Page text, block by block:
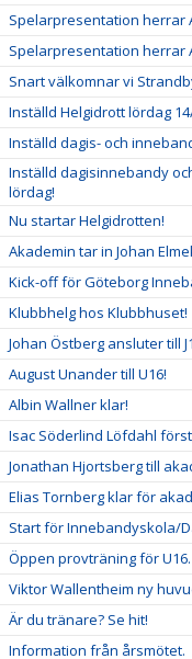
Spelarpresentation herrar
Spelarpresentation herrar
Snart välkomnar vi
Inställd Helgidrott lördag
Inställd dagis- och
Inställd dagisinnebandy
lördag!
Nu startar Helgidrotten!
Akademin tar in Johan
Kick-off för Göteborg
Klubbhelg hos Klubbhuset!
Johan Östberg ansluter till
August Unander till U16!
Albin Wallner klar!
Isac Söderlind Löfdahl
Jonathan Hjortsberg till
Elias Tornberg klar för
Start för Innebandyskola/
Öppen provträning för U16.
Viktor Wallentheim ny
Är du tränare? Se hit!
Information från årsmötet.